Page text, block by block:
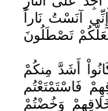
آنَسْتُ نَاراً
تَصْطَلُونَ
أَشَدَّ مِنكُمْ
فَاسْتَمْتَعْتُم
وَخُضْتُمْ